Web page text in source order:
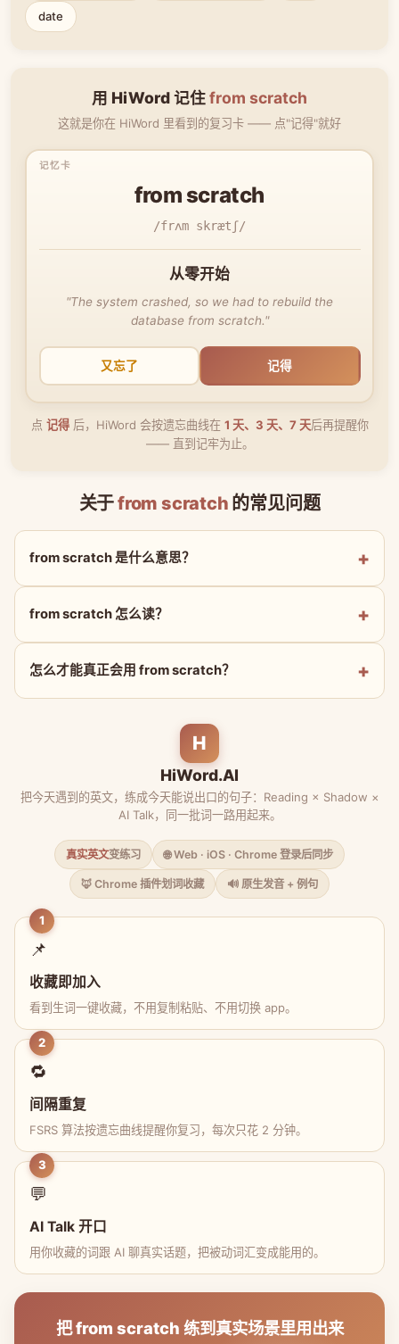
date
用 HiWord 记住from scratch
这就是你在 HiWord 里看到的复习卡 —— 点"记得"就好
from scratch
/frʌm skrætʃ/
从零开始
"The system crashed, so we had to rebuild the
database from scratch."
又忘了 记得
点 记得后，HiWord 会按遗忘曲线在 1 天、3 天、7 天后再提醒你
—— 直到记牢为止。
关于from scratch 的常见问题
from scratch 是什么意思？
from scratch 怎么读？
怎么才能真正会用 from scratch？
H
HiWord.AI
把今天遇到的英文，练成今天能说出口的句子：Reading × Shadow ×
AI Talk，同一批词一路用起来。
真实英文变练习 🌐 Web · iOS · Chrome 登录后同步
🦊 Chrome 插件划词收藏 🔊 原生发音 + 例句
1
📌
收藏即加入
看到生词一键收藏，不用复制粘贴、不用切换 app。
2
🔁
间隔重复
FSRS 算法按遗忘曲线提醒你复习，每次只花 2 分钟。
3
💬
AI Talk 开口
用你收藏的词跟 AI 聊真实话题，把被动词汇变成能用的。
把 from scratch 练到真实场景里用出来